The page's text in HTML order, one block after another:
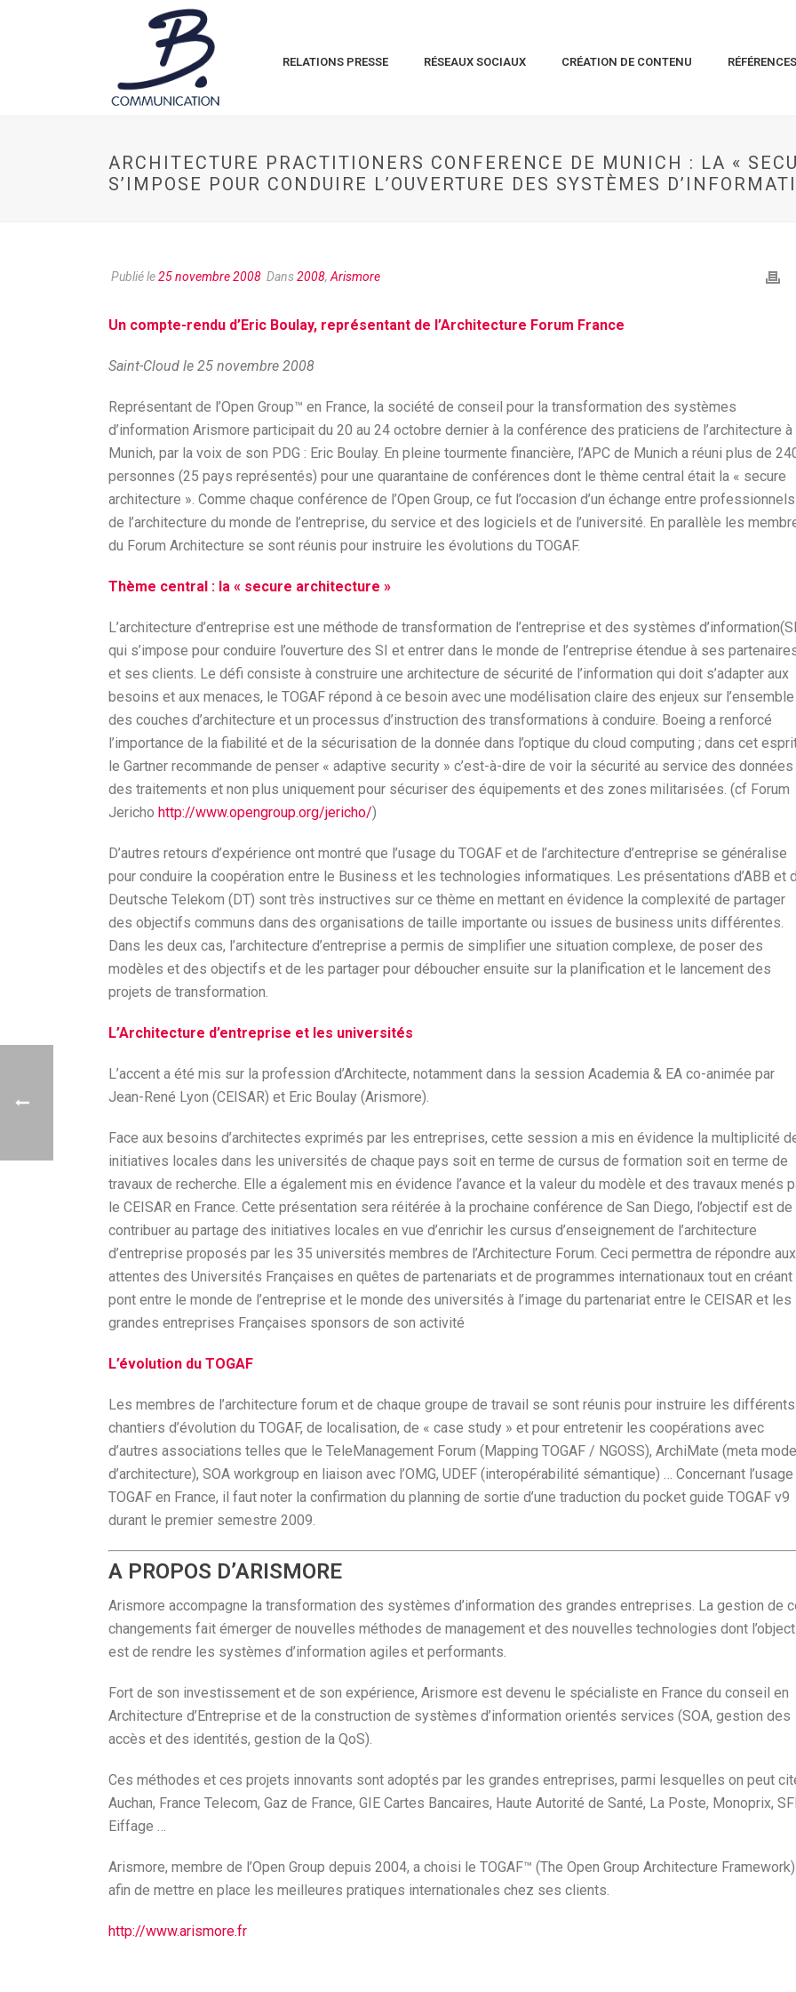
RELATIONS PRESSE RÉSEAUX SOCIAUX CRÉATION DE CONTENU RÉFÉRENCES
ARCHITECTURE PRACTITIONERS CONFERENCE DE MUNICH : LA «
S’IMPOSE POUR CONDUIRE L’OUVERTURE DES SYSTÈMES
Publié le25 novembre 2008 Dans2008, Arismore
Un compte-rendu d’Eric Boulay, représentant de l’Architecture Forum France
Saint-Cloud le 25 novembre 2008
Représentant de l’Open Group™ en France, la société de conseil pour la transformation des systèmes
d’information Arismore participait du 20 au 24 octobre dernier à la conférence des praticiens de l’architecture à
Munich, par la voix de son PDG : Eric Boulay. En pleine tourmente financière, l’APC de Munich a réuni plus de
personnes (25 pays représentés) pour une quarantaine de conférences dont le thème central était la « secure
architecture ». Comme chaque conférence de l’Open Group, ce fut l’occasion d’un échange entre professionnels
de l’architecture du monde de l’entreprise, du service et des logiciels et de l’université. En parallèle les
du Forum Architecture se sont réunis pour instruire les évolutions du TOGAF.
Thème central : la « secure architecture »
L’architecture d’entreprise est une méthode de transformation de l’entreprise et des systèmes
qui s’impose pour conduire l’ouverture des SI et entrer dans le monde de l’entreprise étendue à ses
et ses clients. Le défi consiste à construire une architecture de sécurité de l’information qui doit s’adapter aux
besoins et aux menaces, le TOGAF répond à ce besoin avec une modélisation claire des enjeux sur l’ensemble
des couches d’architecture et un processus d’instruction des transformations à conduire. Boeing a renforcé
l’importance de la fiabilité et de la sécurisation de la donnée dans l’optique du cloud computing ; dans cet
le Gartner recommande de penser « adaptive security » c’est-à-dire de voir la sécurité au service des
des traitements et non plus uniquement pour sécuriser des équipements et des zones militarisées. (cf Forum
Jericho http://www.opengroup.org/jericho/)
D’autres retours d’expérience ont montré que l’usage du TOGAF et de l’architecture d’entreprise se généralise
pour conduire la coopération entre le Business et les technologies informatiques. Les présentations d’ABB et
Deutsche Telekom (DT) sont très instructives sur ce thème en mettant en évidence la complexité de partager
des objectifs communs dans des organisations de taille importante ou issues de business units différentes.
Dans les deux cas, l’architecture d’entreprise a permis de simplifier une situation complexe, de poser des
modèles et des objectifs et de les partager pour déboucher ensuite sur la planification et le lancement des
projets de transformation.
L’Architecture d’entreprise et les universités
L’accent a été mis sur la profession d’Architecte, notamment dans la session Academia & EA co-animée par
Jean-René Lyon (CEISAR) et Eric Boulay (Arismore).
Face aux besoins d’architectes exprimés par les entreprises, cette session a mis en évidence la multiplicité
initiatives locales dans les universités de chaque pays soit en terme de cursus de formation soit en terme de
travaux de recherche. Elle a également mis en évidence l’avance et la valeur du modèle et des travaux menés
le CEISAR en France. Cette présentation sera réitérée à la prochaine conférence de San Diego, l’objectif est de
contribuer au partage des initiatives locales en vue d’enrichir les cursus d’enseignement de l’architecture
d’entreprise proposés par les 35 universités membres de l’Architecture Forum. Ceci permettra de répondre aux
attentes des Universités Françaises en quêtes de partenariats et de programmes internationaux tout en créant
pont entre le monde de l’entreprise et le monde des universités à l’image du partenariat entre le CEISAR et les
grandes entreprises Françaises sponsors de son activité
L’évolution du TOGAF
Les membres de l’architecture forum et de chaque groupe de travail se sont réunis pour instruire les différents
chantiers d’évolution du TOGAF, de localisation, de « case study » et pour entretenir les coopérations avec
d’autres associations telles que le TeleManagement Forum (Mapping TOGAF / NGOSS), ArchiMate (meta
d’architecture), SOA workgroup en liaison avec l’OMG, UDEF (interopérabilité sémantique) … Concernant l’usage
TOGAF en France, il faut noter la confirmation du planning de sortie d’une traduction du pocket guide TOGAF v9
durant le premier semestre 2009.
A PROPOS D’ARISMORE
Arismore accompagne la transformation des systèmes d’information des grandes entreprises. La gestion de
changements fait émerger de nouvelles méthodes de management et des nouvelles technologies dont
est de rendre les systèmes d’information agiles et performants.
Fort de son investissement et de son expérience, Arismore est devenu le spécialiste en France du conseil en
Architecture d’Entreprise et de la construction de systèmes d’information orientés services (SOA, gestion des
accès et des identités, gestion de la QoS).
Ces méthodes et ces projets innovants sont adoptés par les grandes entreprises, parmi lesquelles on peut
Auchan, France Telecom, Gaz de France, GIE Cartes Bancaires, Haute Autorité de Santé, La Poste, Monoprix,
Eiffage …
Arismore, membre de l’Open Group depuis 2004, a choisi le TOGAF™ (The Open Group Architecture Framework)
afin de mettre en place les meilleures pratiques internationales chez ses clients.
http://www.arismore.fr